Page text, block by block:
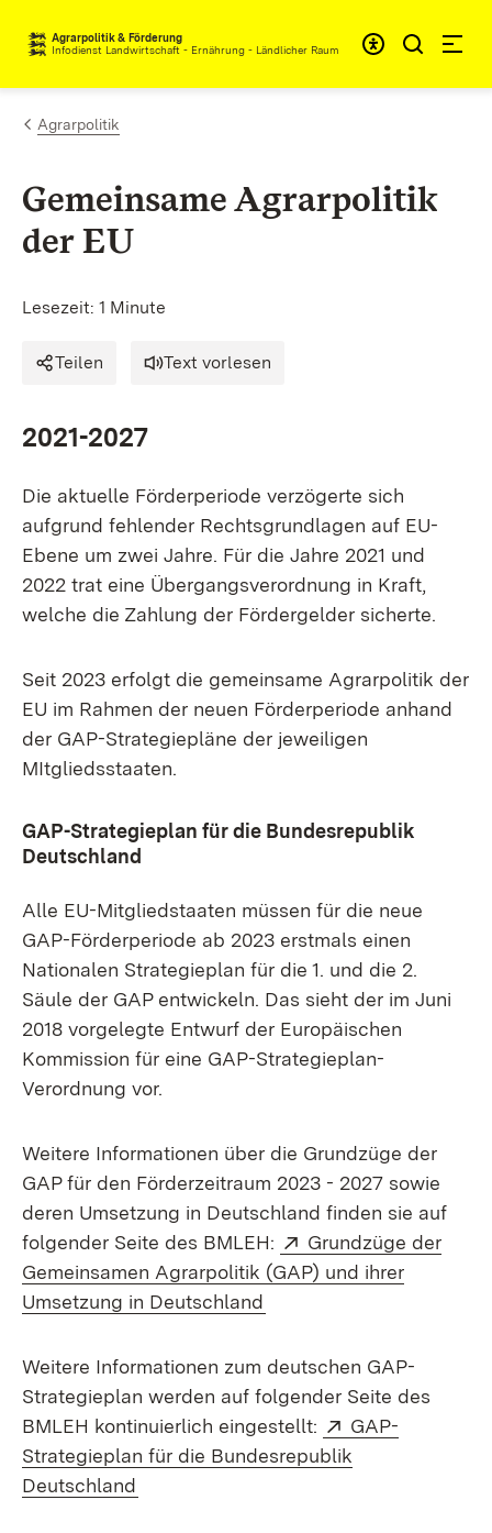
Zum Inhalt springen
Agrarpolitik & Förderung
Infodienst Landwirtschaft - Ernährung - Ländlicher Raum
Agrarpolitik
Gemeinsame Agrarpolitik
der EU
Lesezeit: 1 Minute
Teilen Text vorlesen
2021-2027
Die aktuelle Förderperiode verzögerte sich
aufgrund fehlender Rechtsgrundlagen auf EU-
Ebene um zwei Jahre. Für die Jahre 2021 und
2022 trat eine Übergangsverordnung in Kraft,
welche die Zahlung der Fördergelder sicherte.
Seit 2023 erfolgt die gemeinsame Agrarpolitik der
EU im Rahmen der neuen Förderperiode anhand
der GAP-Strategiepläne der jeweiligen
MItgliedsstaaten.
GAP-Strategieplan für die Bundesrepublik
Deutschland
Alle EU-Mitgliedstaaten müssen für die neue
GAP-Förderperiode ab 2023 erstmals einen
Nationalen Strategieplan für die 1. und die 2.
Säule der GAP entwickeln. Das sieht der im Juni
2018 vorgelegte Entwurf der Europäischen
Kommission für eine GAP-Strategieplan-
Verordnung vor.
Weitere Informationen über die Grundzüge der
GAP für den Förderzeitraum 2023 - 2027 sowie
deren Umsetzung in Deutschland finden sie auf
folgender Seite des BMLEH:
Extern:
Grundzüge der
Gemeinsamen Agrarpolitik (GAP) und ihrer
Umsetzung in Deutschland
Weitere Informationen zum deutschen GAP-
Strategieplan werden auf folgender Seite des
BMLEH kontinuierlich eingestellt:
Extern:
GAP-
Strategieplan für die Bundesrepublik
Deutschland